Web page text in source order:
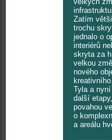
Zatím
trochu
jednalo o
interiérů
skryta za
velkou
nového
Tyla a
další
povahou
o
a areálu